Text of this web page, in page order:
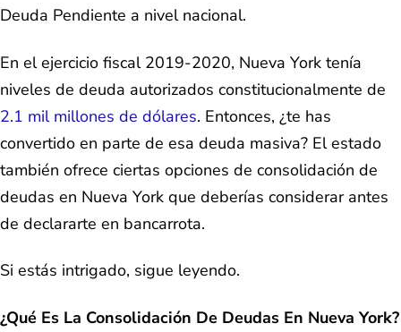
Deuda Pendiente a nivel nacional.
En el ejercicio fiscal 2019-2020, Nueva York tenía
niveles de deuda autorizados constitucionalmente de
2.1 mil millones de dólares. Entonces, ¿te has
convertido en parte de esa deuda masiva? El estado
también ofrece ciertas opciones de consolidación de
deudas en Nueva York que deberías considerar antes
de declararte en bancarrota.
Si estás intrigado, sigue leyendo.
¿Qué Es La Consolidación De Deudas En Nueva York?